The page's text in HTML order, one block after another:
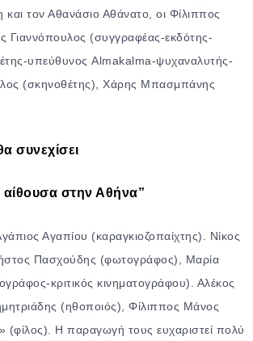
τον Αθανάσιο Αθάνατο, οι Φίλιππος
Γιαννόπουλος (συγγραφέας-εκδότης-
υπεύθυνος Almakalma-ψυχαναλυτής-
(σκηνοθέτης), Χάρης Μπασμπάνης
συνεχίσει
αίθουσα στην Αθήνα”
Αγαπίου (καραγκιοζοπαίχτης). Νίκος
Πασχούδης (φωτογράφος), Μαρία
κριτικός κινηματογράφου). Αλέκος
(ηθοποιός), Φίλιππος Μάνος
Η παραγωγή τους ευχαριστεί πολύ